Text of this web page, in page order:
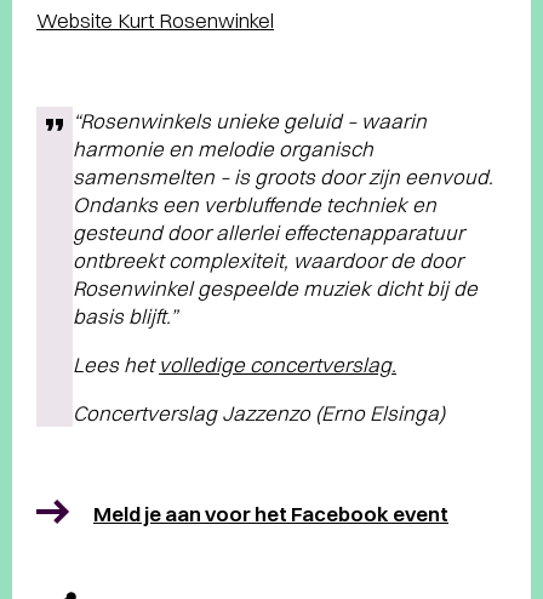
Website Kurt Rosenwinkel
“Rosenwinkels unieke geluid – waarin
harmonie en melodie organisch
samensmelten – is groots door zijn eenvoud.
Ondanks een verbluffende techniek en
gesteund door allerlei effectenapparatuur
ontbreekt complexiteit, waardoor de door
Rosenwinkel gespeelde muziek dicht bij de
basis blijft.”
Lees hetvolledige concertverslag.
Concertverslag Jazzenzo (Erno Elsinga)
Meld je aan voor het Facebook event